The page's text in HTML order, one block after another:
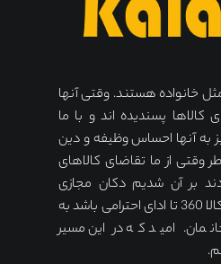
خانواده هستند. وقتی آنها
کالاها پسندیده اند و با ما
به آنها احساس وظیفه و دین
وقتی از ما تقاضای کالاهای
بر آن شدیم دکان مجازی
دیگری بگشائیم با نام کالا 360 تا ادای احترامی باشد به
امید که در این مسیر